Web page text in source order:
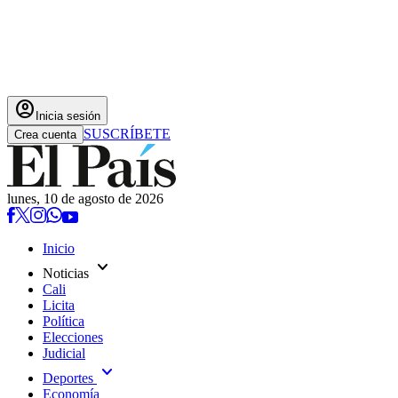
account_circle Inicia sesión
Crea cuenta SUSCRÍBETE
lunes, 10 de agosto de 2026
Inicio
Noticias expand_more
Cali
Licita
Política
Elecciones
Judicial
Deportes expand_more
Economía